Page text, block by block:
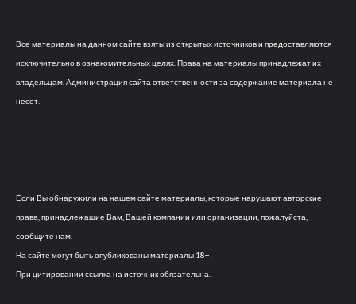
Все материалы на данном сайте взяты из открытых источников и предоставляются
исключительно в ознакомительных целях. Права на материалы принадлежат их
владельцам. Администрация сайта ответственности за содержание материала не
несет.
Если Вы обнаружили на нашем сайте материалы, которые нарушают авторские
права, принадлежащие Вам, Вашей компании или организации, пожалуйста,
сообщите нам.
На сайте могут быть опубликованы материалы 18+!
При цитировании ссылка на источник обязательна.